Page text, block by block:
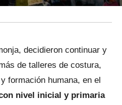
decidieron continuar y
de talleres de costura,
formación humana, en el
nivel inicial y primaria